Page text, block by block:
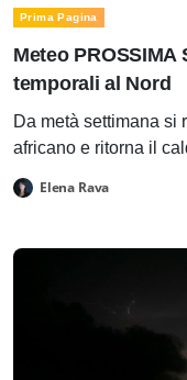
Prima Pagina
Meteo
temporali al Nord
Da metà settimana si
africano e ritorna il
Elena Rava